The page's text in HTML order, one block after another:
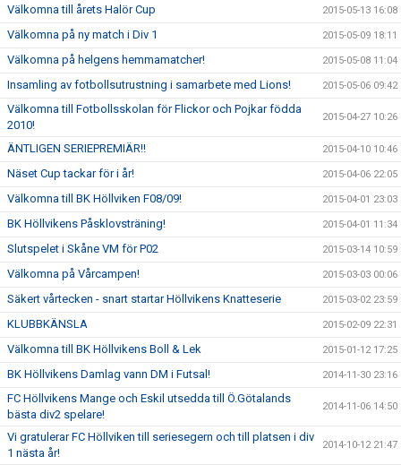
Välkomna till årets Halör Cup 2015-05-13 16:08
Välkomna på ny match i Div 1 2015-05-09 18:11
Välkomna på helgens hemmamatcher! 2015-05-08 11:04
Insamling av fotbollsutrustning i samarbete med Lions! 2015-05-06 09:42
Välkomna till Fotbollsskolan för Flickor och Pojkar födda
2010!
2015-04-27 10:26
ÄNTLIGEN SERIEPREMIÄR!! 2015-04-10 10:46
Näset Cup tackar för i år! 2015-04-06 22:05
Välkomna till BK Höllviken F08/09! 2015-04-01 23:03
BK Höllvikens Påsklovsträning! 2015-04-01 11:34
Slutspelet i Skåne VM för P02 2015-03-14 10:59
Välkomna på Vårcampen! 2015-03-03 00:06
Säkert vårtecken - snart startar Höllvikens Knatteserie 2015-03-02 23:59
KLUBBKÄNSLA 2015-02-09 22:31
Välkomna till BK Höllvikens Boll & Lek 2015-01-12 17:25
BK Höllvikens Damlag vann DM i Futsal! 2014-11-30 23:16
FC Höllvikens Mange och Eskil utsedda till Ö.Götalands
bästa div2 spelare!
2014-11-06 14:50
Vi gratulerar FC Höllviken till seriesegern och till platsen i div
1 nästa år!
2014-10-12 21:47